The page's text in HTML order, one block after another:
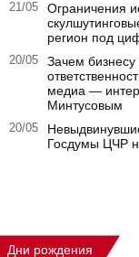
21/05
Ограничения
регион под
20/05
Зачем бизнесу
медиа —
Минтусовым
20/05
Госдумы ЦЧР
Дни рождения